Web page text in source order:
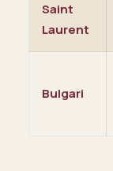
Saint
Laurent
Bulgari